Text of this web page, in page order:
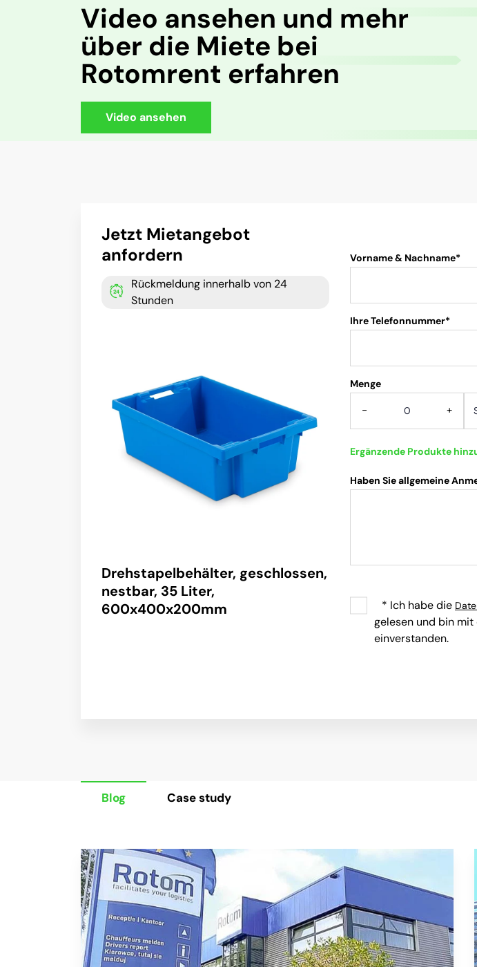
Video ansehen und mehr
über die Miete bei
Rotomrent erfahren
Video ansehen
Jetzt Mietangebot
anfordern
Rückmeldung innerhalb von 24
Stunden
Drehstapelbehälter, geschlossen,
nestbar, 35 Liter,
600x400x200mm
Vorname & Nachname*
Ihre Telefonnummer*
Menge
- +
Ergänzende Produkte
Haben Sie allgemeine
* Ich habe die
gelesen und bin
einverstanden.
Blog Case study